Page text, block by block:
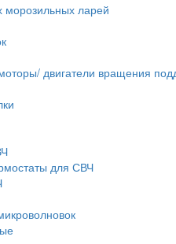
морозильных ларей
двигатели вращения
для СВЧ